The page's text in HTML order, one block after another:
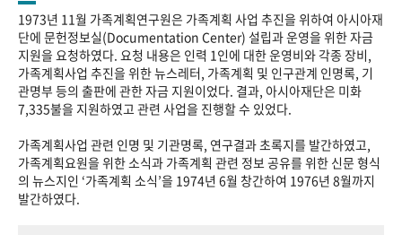
1973년 11월 가족계획연구원은 가족계획 사업 추진을 위하여 아시아재
단에 문헌정보실(Documentation Center) 설립과 운영을 위한 자금
지원을 요청하였다. 요청 내용은 인력 1인에 대한 운영비와 각종 장비,
가족계획사업 추진을 위한 뉴스레터, 가족계획 및 인구관계 인명록, 기
관명부 등의 출판에 관한 자금 지원이었다. 결과, 아시아재단은 미화
7,335불을 지원하였고 관련 사업을 진행할 수 있었다.
가족계획사업 관련 인명 및 기관명록, 연구결과 초록지를 발간하였고,
가족계획요원을 위한 소식과 가족계획 관련 정보 공유를 위한 신문 형식
의 뉴스지인 ‘가족계획 소식’을 1974년 6월 창간하여 1976년 8월까지
발간하였다.